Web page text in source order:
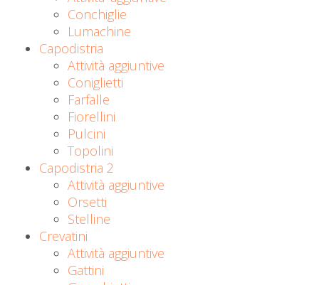
Conchiglie
Lumachine
Capodistria
Attività aggiuntive
Coniglietti
Farfalle
Fiorellini
Pulcini
Topolini
Capodistria 2
Attività aggiuntive
Orsetti
Stelline
Crevatini
Attività aggiuntive
Gattini